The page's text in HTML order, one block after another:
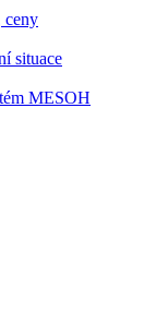
ceny
situace
MESOH